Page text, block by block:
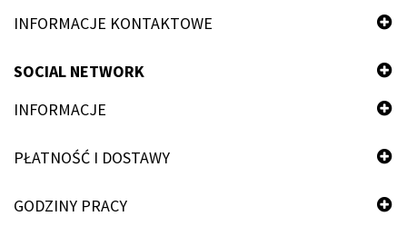
INFORMACJE KONTAKTOWE
SOCIAL NETWORK
INFORMACJE
PŁATNOŚĆ I DOSTAWY
GODZINY PRACY